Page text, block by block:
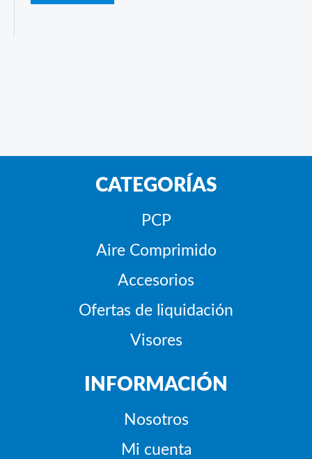
CATEGORÍAS
PCP
Aire Comprimido
Accesorios
Ofertas de liquidación
Visores
INFORMACIÓN
Nosotros
Mi cuenta